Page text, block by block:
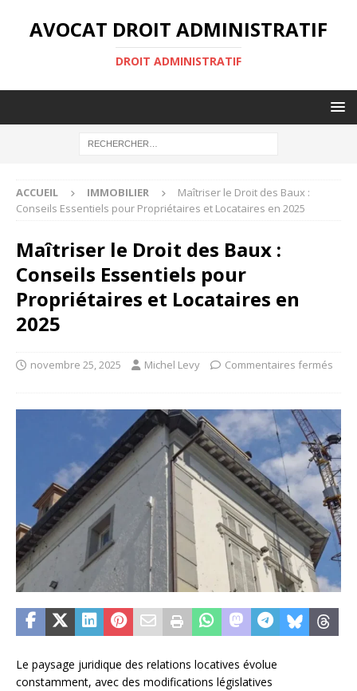
AVOCAT DROIT ADMINISTRATIF
DROIT ADMINISTRATIF
ACCUEIL IMMOBILIER
Maîtriser le Droit des Baux :
Conseils Essentiels pour Propriétaires et Locataires en 2025
Maîtriser le Droit des Baux :
Conseils Essentiels pour
Propriétaires et Locataires en
2025
novembre 25, 2025 Michel Levy Commentaires fermés
Le paysage juridique des relations locatives évolue
constamment, avec des modifications législatives